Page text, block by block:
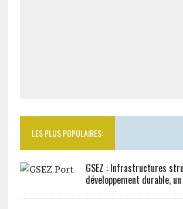
LES PLUS POPULAIRES:
GSEZ : Infrastructures
développement durable,